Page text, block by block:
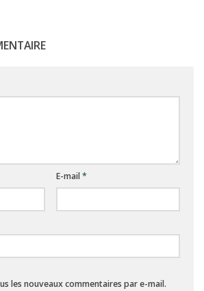
E-mail*
les nouveaux commentaires par e-mail.